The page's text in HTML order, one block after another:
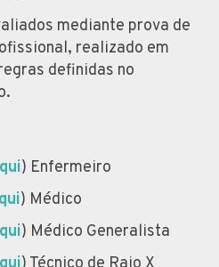
mediante prova de
realizado em
definidas no
) Enfermeiro
) Médico
) Médico Generalista